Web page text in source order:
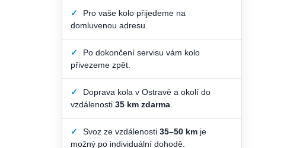
✓
Pro vaše kolo přijedeme na
domluvenou adresu.
✓
Po dokončení servisu vám kolo
přivezeme zpět.
✓
Doprava kola v Ostravě a okolí do
vzdálenosti 35 km zdarma
✓ Svoz ze vzdálenosti 35–50 km je
možný po individuální dohodě.